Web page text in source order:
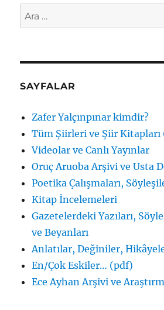
Ara:
SAYFALAR
Zafer Yalçınpınar kimdir?
Tüm Şiirleri ve Şiir Kitapları
Videolar ve Canlı Yayınlar
Oruç Aruoba Arşivi ve Usta
Poetika Çalışmaları,
Kitap İncelemeleri
Gazetelerdeki Yazıları,
ve Beyanları
Anlatılar, Değiniler,
En/Çok Eskiler… (pdf)
Ece Ayhan Arşivi ve